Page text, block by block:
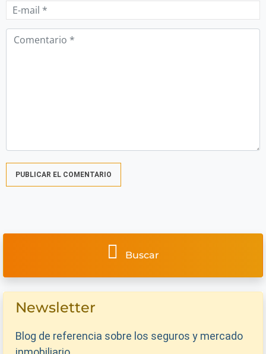
Buscar
Newsletter
Blog de referencia sobre los seguros y mercado